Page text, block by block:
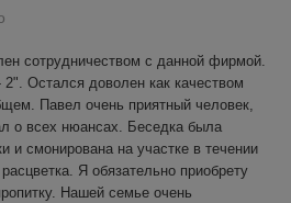
сотрудничеством с данной фирмой.
Остался доволен как качеством
Павел очень приятный человек,
о всех нюансах. Беседка была
и смонирована на участке в течении
Я обязательно приобрету
Нашей семье очень